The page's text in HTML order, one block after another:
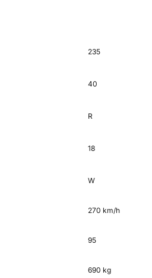
235
40
R
18
W
270 km/h
95
690 kg